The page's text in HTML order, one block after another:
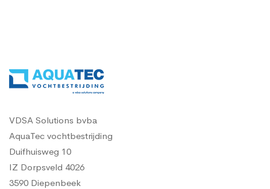
VDSA Solutions bvba
AquaTec vochtbestrijding
Duifhuisweg 10
IZ Dorpsveld 4026
3590 Diepenbeek